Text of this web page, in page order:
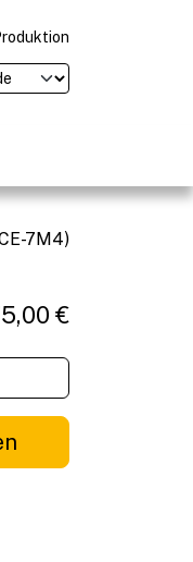
7M4)
€